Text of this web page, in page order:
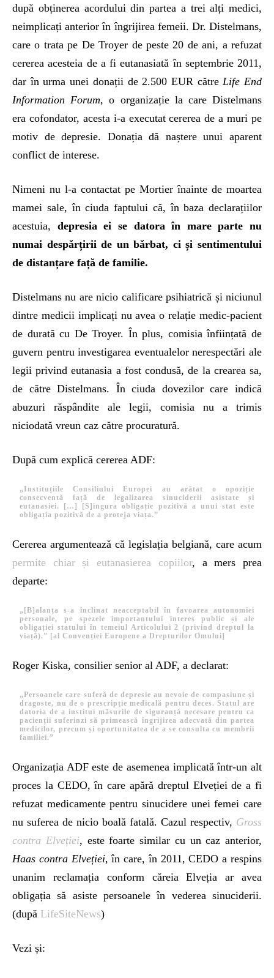
după obținerea acordului din partea a trei alți medici,
neimplicați anterior în îngrijirea femeii. Dr. Distelmans,
care o trata pe De Troyer de peste 20 de ani, a refuzat
cererea acesteia de a fi eutanasiată în septembrie 2011,
dar în urma unei donații de 2.500 EUR cătreLife End
Information Forum, o organizație la care Distelmans
era cofondator, acesta i-a executat cererea de a muri pe
motiv de depresie. Donația dă naștere unui aparent
conflict de interese.
Nimeni nu l-a contactat pe Mortier înainte de moartea
mamei sale, în ciuda faptului că, în baza declarațiilor
acestuia, depresia ei se datora în mare parte nu
numai despărțirii de un bărbat, ci și sentimentului
de distanțare față de familie.
Distelmans nu are nicio calificare psihiatrică și niciunul
dintre medicii implicați nu avea o relație medic-pacient
de durată cu De Troyer. În plus, comisia înființată de
guvern pentru investigarea eventualelor nerespectări ale
legii privind eutanasia a fost condusă, de la crearea sa,
de către Distelmans. În ciuda dovezilor care indică
abuzuri răspândite ale legii, comisia nu a trimis
niciodată vreun caz către procuratură.
După cum explică cererea ADF:
„Instituțiile Consiliului Europei au arătat o opoziție
consecventă față de legalizarea sinuciderii asistate și
eutanasiei. […] [S]ingura obligație pozitivă a unui stat este
obligația pozitivă de a proteja viața.”
Cererea argumentează că legislația belgiană, care acum
permite chiar și eutanasierea copiilor, a mers prea
departe:
„[B]alanța s-a înclinat neacceptabil în favoarea autonomiei
personale, pe spezele importantului interes public și ale
obligației statului în temeiul Articolului 2 (privind dreptul la
viață).” [al Convenției Europene a Drepturilor Omului]
Roger Kiska, consilier senior al ADF, a declarat:
„Persoanele care suferă de depresie au nevoie de compasiune și
dragoste, nu de o prescripție medicală pentru deces. Statul are
datoria de a institui măsurile de siguranță necesare pentru ca
pacienții suferinzi să primească îngrijirea adecvată din partea
medicilor, precum și oportunitatea de a se consulta cu membrii
familiei.”
Organizația ADF este de asemenea implicată într-un alt
proces la CEDO, în care apără dreptul Elveției de a fi
refuzat medicamente pentru sinucidere unei femei care
nu suferea de nicio boală fatală. Cazul respectiv, Gross
contra Elveției, este foarte similar cu un caz anterior,
Haas contra Elveției, în care, în 2011, CEDO a respins
unanim reclamația conform căreia Elveția ar avea
obligația să asiste persoanele în vederea sinuciderii.
(după LifeSiteNews)
Vezi și: